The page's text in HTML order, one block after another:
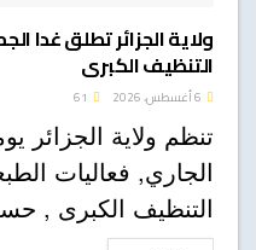
ولاية الجزائر تطلق غدا
التنظيف الكبرى
الجاري, فعاليات
التنظيف الكبرى ,